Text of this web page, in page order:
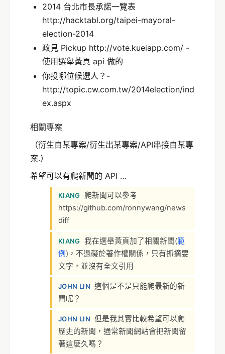
2014 台北市長承諾一覽表
http://hacktabl.org/taipei-mayoral-
election-2014
政見 Pickup http://vote.kueiapp.com/ -
使用選舉黃頁 api 做的
你投哪位候選人？-
http://topic.cw.com.tw/2014election/ind
ex.aspx
相關專案
（衍生自某專案/衍生出某專案/API串接自某專
案.）
希望可以有爬新聞的 API …
KIANG
爬新聞可以參考
https://github.com/ronnywang/news
diff
KIANG 我在選舉黃頁加了相關新聞(範
例 )，不過礙於著作權關係，只有抓摘要
文字，並沒有全文引用
JOHN LIN 這個是不是只能爬最新的新
聞呢？
JOHN LIN 但是我其實比較希望可以爬
歷史的新聞，通常新聞網站會把新聞留
著這麼久嗎？